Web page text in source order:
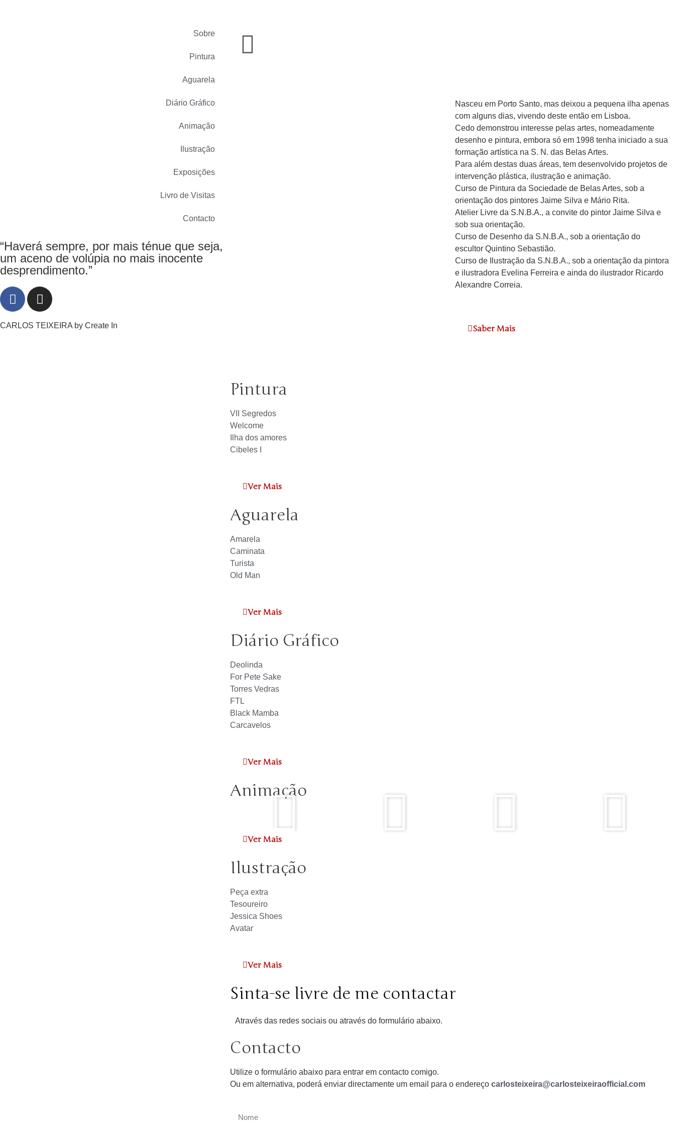
Sobre
Pintura
Aguarela
Diário Gráfico
Animação
Ilustração
Exposições
Livro de Visitas
Contacto
“Haverá sempre, por mais ténue que seja,
um aceno de volúpia no mais inocente
desprendimento.”
CARLOS TEIXEIRA by Create In
Nasceu em Porto Santo, mas deixou a pequena ilha apenas
com alguns dias, vivendo deste então em Lisboa.
Cedo demonstrou interesse pelas artes, nomeadamente
desenho e pintura, embora só em 1998 tenha iniciado a sua
formação artística na S. N. das Belas Artes.
Para além destas duas áreas, tem desenvolvido projetos de
intervenção plástica, ilustração e animação.
Curso de Pintura da Sociedade de Belas Artes, sob a
orientação dos pintores Jaime Silva e Mário Rita.
Atelier Livre da S.N.B.A., a convite do pintor Jaime Silva e
sob sua orientação.
Curso de Desenho da S.N.B.A., sob a orientação do
escultor Quintino Sebastião.
Curso de Ilustração da S.N.B.A., sob a orientação da pintora
e ilustradora Evelina Ferreira e ainda do ilustrador Ricardo
Alexandre Correia.
Saber Mais
Pintura
VII Segredos
Welcome
Ilha dos amores
Cibeles I
Ver Mais
Aguarela
Amarela
Caminata
Turista
Old Man
Ver Mais
Diário Gráfico
Deolinda
For Pete Sake
Torres Vedras
FTL
Black Mamba
Carcavelos
Ver Mais
Animação
Ver Mais
Ilustração
Peça extra
Tesoureiro
Jessica Shoes
Avatar
Ver Mais
Sinta-se livre de me contactar
Através das redes sociais ou através do formulário abaixo.
Contacto
Utilize o formulário abaixo para entrar em contacto comigo.
Ou em alternativa, poderá enviar directamente um email para o endereço carlosteixeira@carlosteixeiraofficial.com